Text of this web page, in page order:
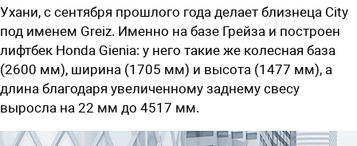
Ухани, с сентября прошлого года делает близнеца City
под именем Greiz. Именно на базе Грейза и построен
лифтбек Honda Gienia: у него такие же колесная база
(2600 мм), ширина (1705 мм) и высота (1477 мм), а
длина благодаря увеличенному заднему свесу
выросла на 22 мм до 4517 мм.